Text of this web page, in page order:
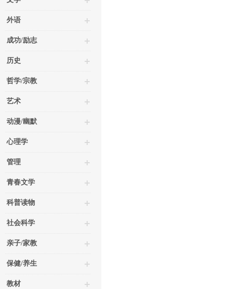
外语
成功/励志
历史
哲学/宗教
艺术
动漫/幽默
心理学
管理
青春文学
科普读物
社会科学
亲子/家教
保健/养生
教材